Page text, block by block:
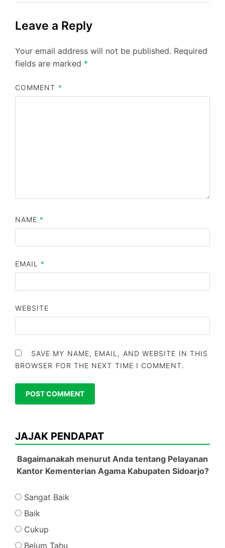
Leave a Reply
Your email address will not be published. Required
fields are marked *
COMMENT *
NAME *
EMAIL *
WEBSITE
SAVE MY NAME, EMAIL, AND WEBSITE IN THIS
BROWSER FOR THE NEXT TIME I COMMENT.
JAJAK PENDAPAT
Bagaimanakah menurut Anda tentang Pelayanan
Kantor Kementerian Agama Kabupaten Sidoarjo?
Sangat Baik
Baik
Cukup
Belum Tahu